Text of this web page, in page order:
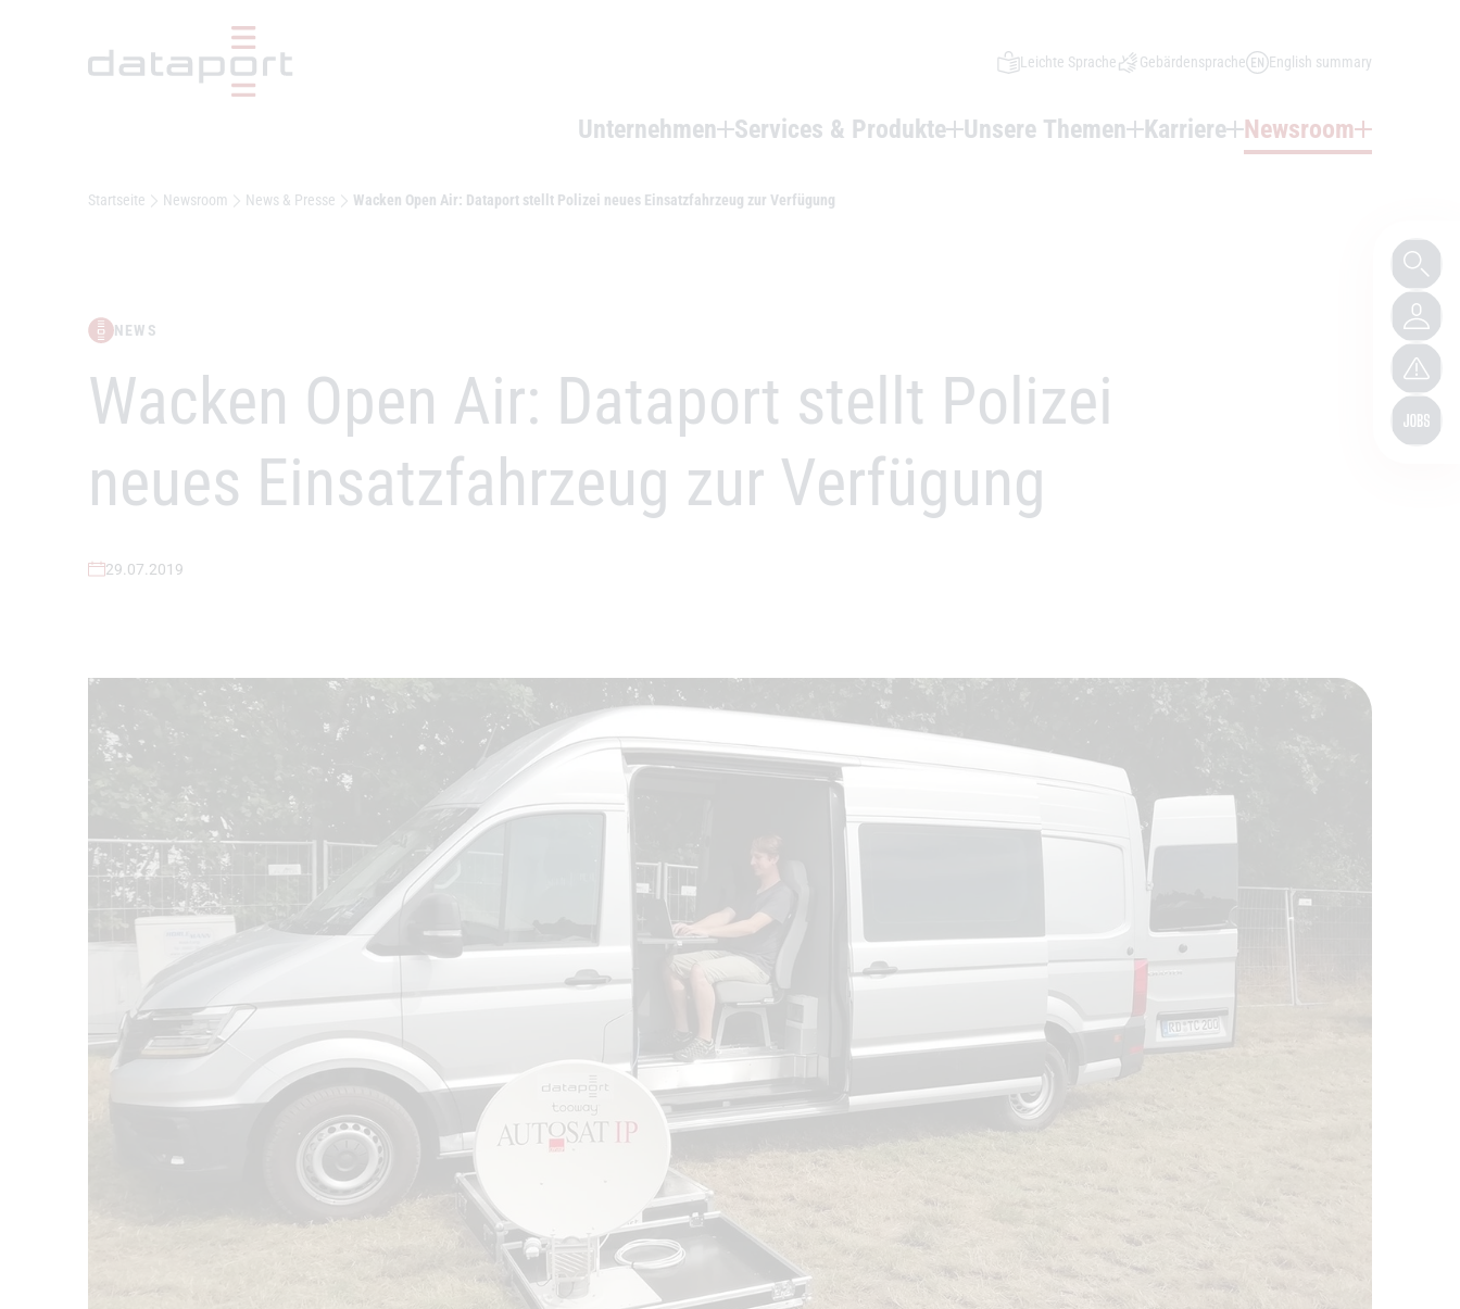
Leichte Sprache Gebärdensprache English summary
Unternehmen Services & Produkte Unsere Themen Karriere Newsroom
Startseite Newsroom News & Presse Wacken Open Air: Dataport stellt Polizei neues Einsatzfahrzeug zur Verfügung
NEWS
–
Wacken Open Air: Dataport stellt Polizei
neues Einsatzfahrzeug zur Verfügung
29.07.2019